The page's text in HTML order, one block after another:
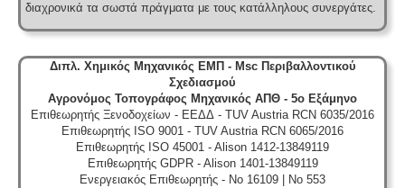
διαχρονικά τα σωστά πράγματα με τους κατάλληλους συνεργάτες.
Διπλ. Χημικός Μηχανικός ΕΜΠ - Msc Περιβαλλοντικού
Σχεδιασμού
Αγρονόμος Τοπογράφος Μηχανικός ΑΠΘ - 5ο Εξάμηνο
Επιθεωρητής Ξενοδοχείων - ΕΕΔΔ - TUV Austria RCN 6035/2016
Επιθεωρητής ISO 9001 - TUV Austria RCN 6065/2016
Επιθεωρητής ISO 45001 - Alison 1412-13849119
Επιθεωρητής GDPR - Alison 1401-13849119
Ενεργειακός Επιθεωρητής - No 16109 | No 553